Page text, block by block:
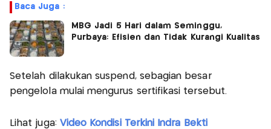
Baca Juga :
MBG Jadi 5 Hari dalam Seminggu,
Purbaya: Efisien dan Tidak Kurangi Kualitas
Setelah dilakukan suspend, sebagian besar
pengelola mulai mengurus sertifikasi tersebut.
Lihat juga: Video Kondisi Terkini Indra Bekti